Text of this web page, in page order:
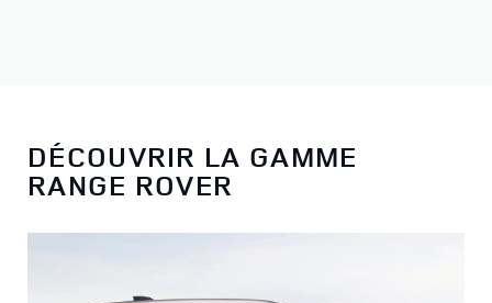
DÉCOUVRIR LA GAMME
RANGE ROVER